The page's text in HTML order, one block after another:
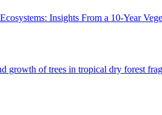
Insights From a 10-Year
growth of trees in tropical dry forest